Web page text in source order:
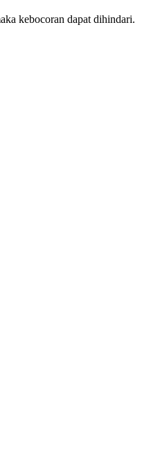
kebocoran dapat dihindari.